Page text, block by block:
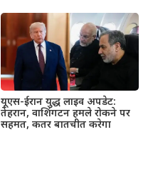
यूएस-ईरान युद्ध लाइव अपडेट:
तेहरान, वाशिंगटन हमले रोकने पर
सहमत, कतर बातचीत करेगा